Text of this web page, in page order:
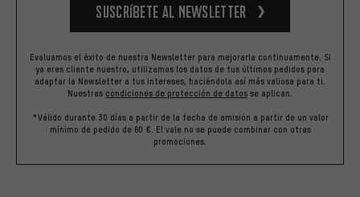
Suscríbete al newsletter
Evaluamos el éxito de nuestra Newsletter para mejorarla continuamente. Si
ya eres cliente nuestro, utilizamos los datos de tus últimos pedidos para
adaptar la Newsletter a tus intereses, haciéndola así más valiosa para ti.
Nuestras condiciones de protección de datos se aplican.
*Válido durante 30 días a partir de la fecha de emisión a partir de un valor
mínimo de pedido de 60 €. El vale no se puede combinar con otras
promociones.